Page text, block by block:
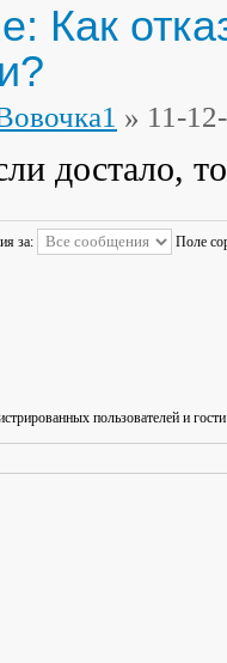
Как
» 11-
достало,
за: Поле
пользователей и